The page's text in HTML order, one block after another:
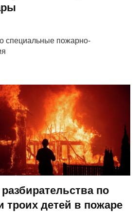
специальные пожарно-
по
троих детей в пожаре